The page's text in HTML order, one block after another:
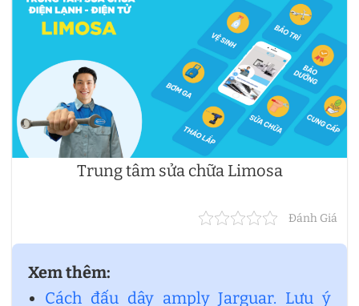
Trung tâm sửa chữa Limosa
Đánh Giá
Xem thêm:
Cách đấu dây amply Jarguar. Lưu ý